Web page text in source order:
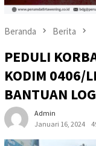
Beranda Berita
PEDULI
KODIM 0406/
BANTUAN
Admin
Januari 16, 2024